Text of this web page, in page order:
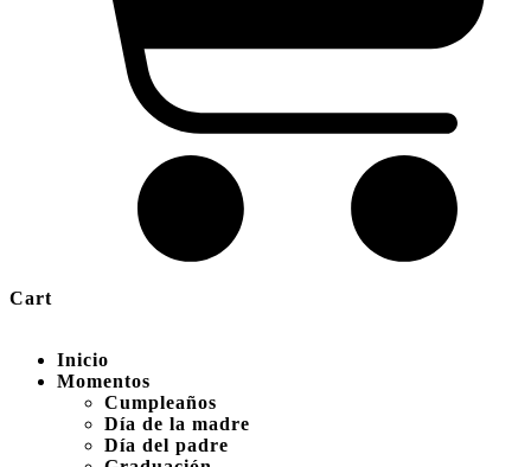
Cart
Inicio
Momentos
Cumpleaños
Día de la madre
Día del padre